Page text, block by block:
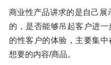
商业性产品讲求的是自己展
的，是否能够吊起客户进
的性客户的体验，主要集
想要的内容/商品。